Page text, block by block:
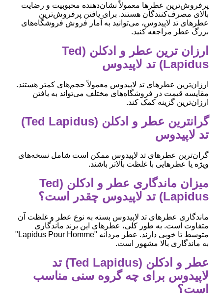
پرفروش‌ترین عطرها معمولاً نشان‌دهنده محبوبیت و رضایت
بالای مصرف‌کنندگان هستند. برای یافتن پرفروش‌ترین
عطرهای تد لاپیدوس، می‌توانید به آمار فروش فروشگاه‌های
بزرگ عطر مراجعه کنید.
ارزان ترین عطر و ادکلن (Ted
Lapidus) تد لاپیدوس
ارزان‌ترین عطرهای تد لاپیدوس معمولاً حجم‌های کمتر هستند.
مقایسه قیمت در فروشگاه‌های مختلف می‌تواند به یافتن
ارزان‌ترین گزینه کمک کند.
گرانترین عطر و ادکلن (Ted Lapidus)
تد لاپیدوس
گران‌ترین عطرهای تد لاپیدوس ممکن است شامل نسخه‌های
ویژه یا عطرهایی با غلظت بالاتر باشند.
میزان ماندگاری عطر و ادکلن (Ted
Lapidus) تد لاپیدوس چقدر است؟
ماندگاری عطرهای تد لاپیدوس بسته به نوع عطر و غلظت آن
متفاوت است. به طور کلی، عطرهای این برند ماندگاری
متوسط تا خوبی دارند. عطر مردانه "Lapidus Pour Homme"
به ماندگاری بالا مشهور است.
عطر و ادکلن (Ted Lapidus) تد
لاپیدوس برای چه گروه سنی مناسب
است؟